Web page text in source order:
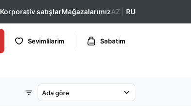
Korporativ satışlarMağazalarımızAZ RU
Sevimlilərim Səbətim
Ada görə